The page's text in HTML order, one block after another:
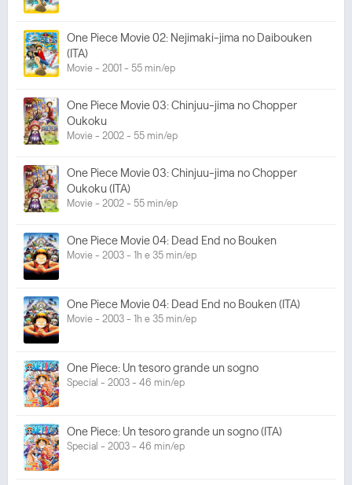
One Piece Movie 02: Nejimaki-jima no Daibouken
(ITA)
Movie - 2001 - 55 min/ep
One Piece Movie 03: Chinjuu-jima no Chopper
Oukoku
Movie - 2002 - 55 min/ep
One Piece Movie 03: Chinjuu-jima no Chopper
Oukoku (ITA)
Movie - 2002 - 55 min/ep
One Piece Movie 04: Dead End no Bouken
Movie - 2003 - 1h e 35 min/ep
One Piece Movie 04: Dead End no Bouken (ITA)
Movie - 2003 - 1h e 35 min/ep
One Piece: Un tesoro grande un sogno
Special - 2003 - 46 min/ep
One Piece: Un tesoro grande un sogno (ITA)
Special - 2003 - 46 min/ep